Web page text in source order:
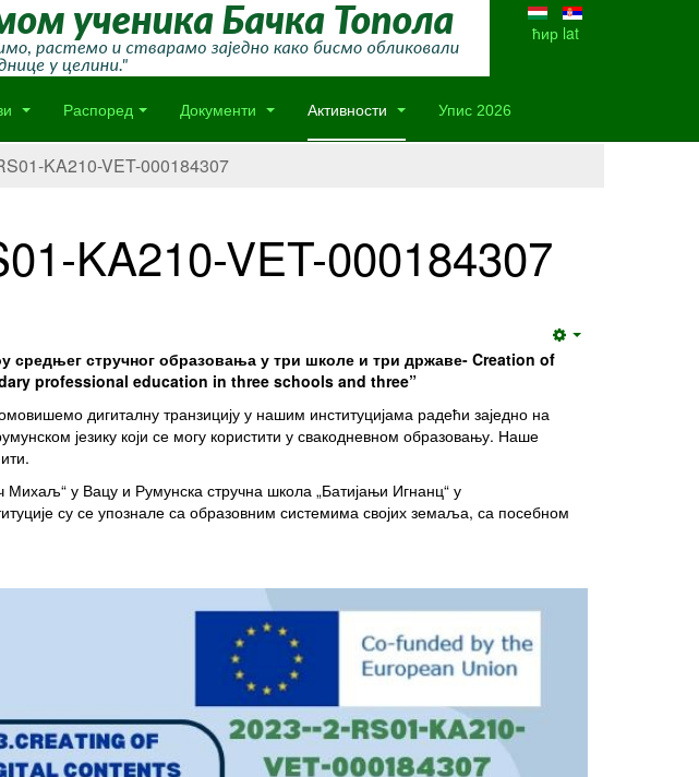
ћир lat
Распоред Документи Активности Упис 2026
KA210-VET-000184307
KA210-VET-000184307
средњег стручног образовања у три школе и три државе- Creation of
professional education in three schools and three”
дигиталну транзицију у нашим институцијама радећи заједно на
језику који се могу користити у свакодневном образовању. Наше
у Вацу и Румунска стручна школа „Батијањи Игнанц“ у
су се упознале са образовним системима својих земаља, са посебном